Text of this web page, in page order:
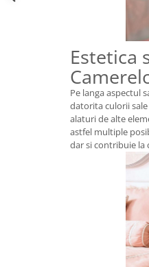
Estetica
Pe langa aspectul
datorita culorii
alaturi de alte
astfel multiple
dar si contribuie la